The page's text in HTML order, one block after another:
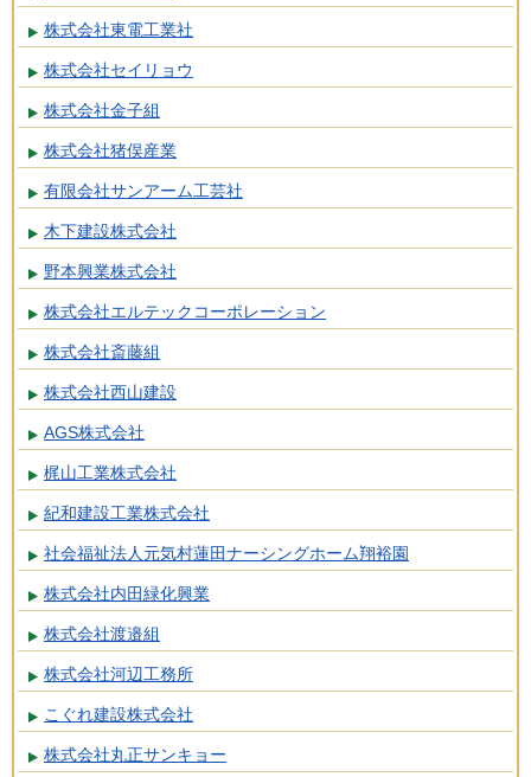
株式会社東電工業社
株式会社セイリョウ
株式会社金子組
株式会社猪俣産業
有限会社サンアーム工芸社
木下建設株式会社
野本興業株式会社
株式会社エルテックコーポレーション
株式会社斎藤組
株式会社西山建設
AGS株式会社
梶山工業株式会社
紀和建設工業株式会社
社会福祉法人元気村蓮田ナーシングホーム翔裕園
株式会社内田緑化興業
株式会社渡邉組
株式会社河辺工務所
こぐれ建設株式会社
株式会社丸正サンキョー